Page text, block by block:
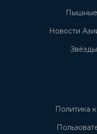
Пышные
Новости
Политика